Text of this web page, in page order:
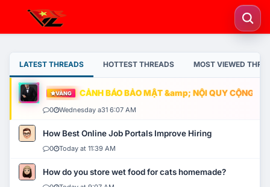
LATEST THREADS HOTTEST THREADS MOST VIEWED
VÀNG CẢNH BÁO BẢO MẬT &amp; NỘI QUY CỘNG
0 Wednesday a31 6:07 AM
How Best Online Job Portals Improve Hiring
0 Today at 11:39 AM
How do you store wet food for cats homemade?